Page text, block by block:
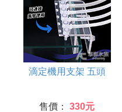
滴定機用支架 五頭
售價： 330元